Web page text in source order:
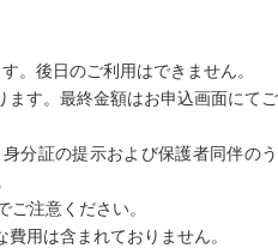
。後日のご利用はできません。
ます。最終金額はお申込画面にてご
分証の提示および保護者同伴のう
ご注意ください。
用は含まれておりません。